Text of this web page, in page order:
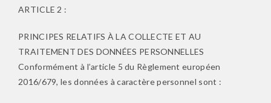
ARTICLE 2 :
PRINCIPES RELATIFS À LA COLLECTE ET AU
TRAITEMENT DES DONNÉES PERSONNELLES
Conformément à l’article 5 du Règlement européen
2016/679, les données à caractère personnel sont :